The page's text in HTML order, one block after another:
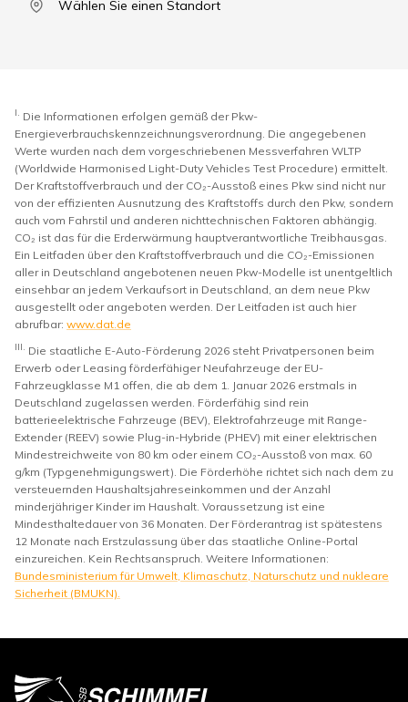
Wählen Sie einen Standort
I. Die Informationen erfolgen gemäß der Pkw-
Energieverbrauchskennzeichnungsverordnung. Die angegebenen
Werte wurden nach dem vorgeschriebenen Messverfahren WLTP
(Worldwide Harmonised Light-Duty Vehicles Test Procedure) ermittelt.
Der Kraftstoffverbrauch und der CO₂-Ausstoß eines Pkw sind nicht nur
von der effizienten Ausnutzung des Kraftstoffs durch den Pkw, sondern
auch vom Fahrstil und anderen nichttechnischen Faktoren abhängig.
CO₂ ist das für die Erderwärmung hauptverantwortliche Treibhausgas.
Ein Leitfaden über den Kraftstoffverbrauch und die CO₂-Emissionen
aller in Deutschland angebotenen neuen Pkw-Modelle ist unentgeltlich
einsehbar an jedem Verkaufsort in Deutschland, an dem neue Pkw
ausgestellt oder angeboten werden. Der Leitfaden ist auch hier
abrufbar: www.dat.de
III. Die staatliche E-Auto-Förderung 2026 steht Privatpersonen beim
Erwerb oder Leasing förderfähiger Neufahrzeuge der EU-
Fahrzeugklasse M1 offen, die ab dem 1. Januar 2026 erstmals in
Deutschland zugelassen werden. Förderfähig sind rein
batterieelektrische Fahrzeuge (BEV), Elektrofahrzeuge mit Range-
Extender (REEV) sowie Plug-in-Hybride (PHEV) mit einer elektrischen
Mindestreichweite von 80 km oder einem CO₂-Ausstoß von max. 60
g/km (Typgenehmigungswert). Die Förderhöhe richtet sich nach dem zu
versteuernden Haushaltsjahreseinkommen und der Anzahl
minderjähriger Kinder im Haushalt. Voraussetzung ist eine
Mindesthaltedauer von 36 Monaten. Der Förderantrag ist spätestens
12 Monate nach Erstzulassung über das staatliche Online-Portal
einzureichen. Kein Rechtsanspruch. Weitere Informationen:
Bundesministerium für Umwelt, Klimaschutz, Naturschutz und nukleare
Sicherheit (BMUKN).